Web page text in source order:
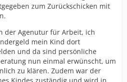
zum Zurückschicken mit
der Agenutur für Arbeit, ich
mein Kind dort
und da sind persönliche
nun einmal erwünscht, um
zu klären. Zudem war der